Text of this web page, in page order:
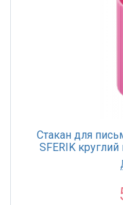
Стакан для
SFERIK